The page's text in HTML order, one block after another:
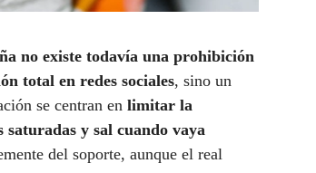
no existe todavía una prohibición
total en redes sociales, sino un
se centran en limitar la
saturadas y sal cuando vaya
del soporte, aunque el real